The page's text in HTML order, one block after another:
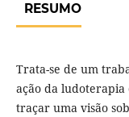
RESUMO
Trata-se de um
ação da ludoterapia
traçar uma visão